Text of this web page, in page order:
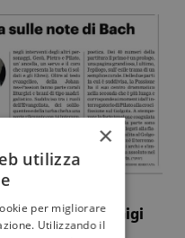
(articolo di Gigi
×
utilizza
per migliorare
Utilizzando il